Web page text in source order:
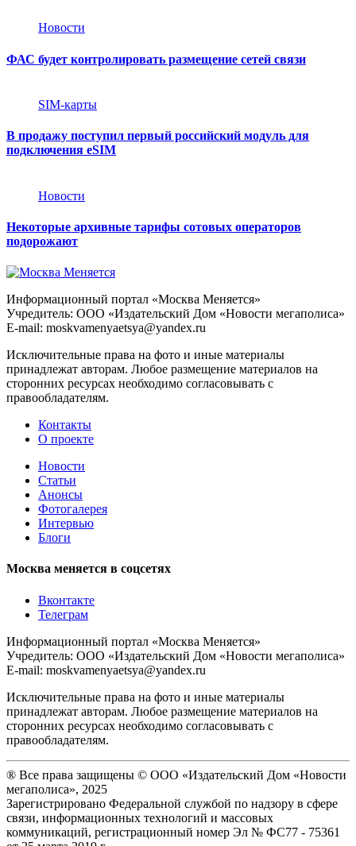
Новости
ФАС будет контролировать размещение сетей связи
SIM-карты
В продажу поступил первый российский модуль для
подключения eSIM
Новости
Некоторые архивные тарифы сотовых операторов
подорожают
Информационный портал «Москва Меняется»
Учредитель: ООО «Издательский Дом «Новости мегаполиса»
E-mail: moskvamenyaetsya@yandex.ru
Исключительные права на фото и иные материалы
принадлежат авторам. Любое размещение материалов на
сторонних ресурсах необходимо согласовывать с
правообладателям.
Контакты
О проекте
Новости
Статьи
Анонсы
Фотогалерея
Интервью
Блоги
Москва меняется в соцсетях
Вконтакте
Телеграм
Информационный портал «Москва Меняется»
Учредитель: ООО «Издательский Дом «Новости мегаполиса»
E-mail: moskvamenyaetsya@yandex.ru
Исключительные права на фото и иные материалы
принадлежат авторам. Любое размещение материалов на
сторонних ресурсах необходимо согласовывать с
правообладателям.
® Все права защищены © ООО «Издательский Дом «Новости
мегаполиса», 2025
Зарегистрировано Федеральной службой по надзору в сфере
связи, информационных технологий и массовых
коммуникаций, регистрационный номер Эл № ФС77 - 75361